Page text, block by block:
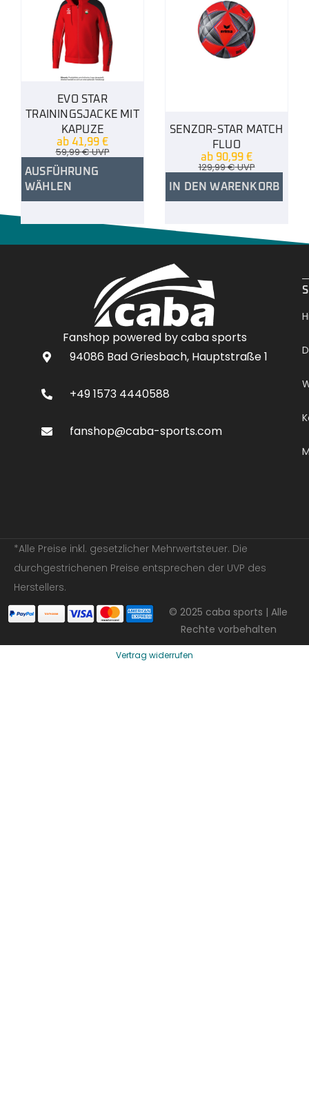
EVO STAR
TRAININGSJACKE MIT
KAPUZE
ab 41,99 €
59,99€UVP
AUSFÜHRUNG
WÄHLEN
SENZOR-STAR MATCH
FLUO
ab 90,99 €
129,99€UVP
IN DEN WARENKORB
Fanshop powered by caba sports
94086 Bad Griesbach, Hauptstraße 1
+49 1573 4440588
fanshop@caba-sports.com
*Alle Preise inkl. gesetzlicher Mehrwertsteuer. Die
durchgestrichenen Preise entsprechen der UVP des
Herstellers.
© 2025 caba sports | Alle
Rechte vorbehalten
Vertrag widerrufen